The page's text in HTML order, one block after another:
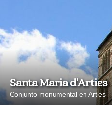
Santa Maria d'Arties
Conjunto monumental en Arties